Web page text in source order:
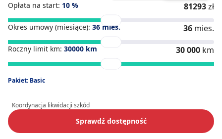
Opłata na start: 10 % 81293zł
Okres umowy (miesiące): 36 mies. 36 mies.
Roczny limit km: 30000 km 30 000 km
Pakiet: Basic
Koordynacja likwidacji szkód
Sprawdź dostępność